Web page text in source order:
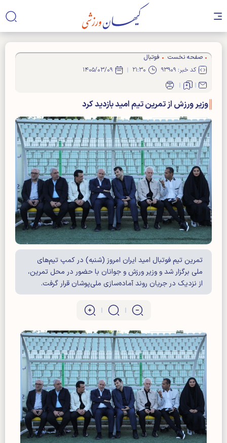
صفحه نخست
فوتبال
کد خبر: ۹۳۹۰۹
۲۱:۳۰ ۱۴۰۵/۰۳/۰۹
وزیر ورزش از تمرین تیم امید بازدید کرد
تمرین تیم فوتبال امید ایران امروز (شنبه) در کمپ تیم‌های
ملی برگزار شد و وزیر ورزش و جوانان با حضور در محل تمرین،
از نزدیک در جریان روند آماده‌سازی ملی‌پوشان قرار گرفت.